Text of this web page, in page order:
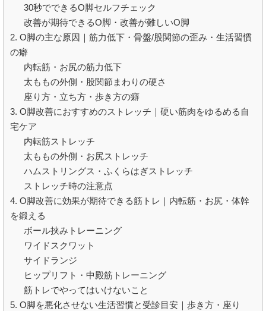
30秒でできるO脚セルフチェック
改善が期待できるO脚・改善が難しいO脚
2. O脚の主な原因｜筋力低下・骨盤/股関節の歪み・生活習慣
の癖
内転筋・お尻の筋力低下
太ももの外側・股関節まわりの硬さ
座り方・立ち方・歩き方の癖
3. O脚改善におすすめのストレッチ｜硬い筋肉をゆるめる自
宅ケア
内転筋ストレッチ
太ももの外側・お尻ストレッチ
ハムストリングス・ふくらはぎストレッチ
ストレッチ時の注意点
4. O脚改善に効果が期待できる筋トレ｜内転筋・お尻・体幹
を鍛える
ボール挟みトレーニング
ワイドスクワット
サイドランジ
ヒップリフト・中殿筋トレーニング
筋トレでやってはいけないこと
5. O脚を悪化させない生活習慣と受診目安｜歩き方・座り